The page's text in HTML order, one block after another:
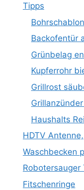
Tipps
Backofentür
Grünbelag
Kupferrohr
Grillrost
Haushalts
HDTV
Waschbecken
Robotersauger
Fitschenringe